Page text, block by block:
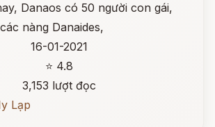
Danaos có 50 người con gái,
nàng Danaides,
16-01-2021
⭐ 4.8
3,153 lượt đọc
Lạp